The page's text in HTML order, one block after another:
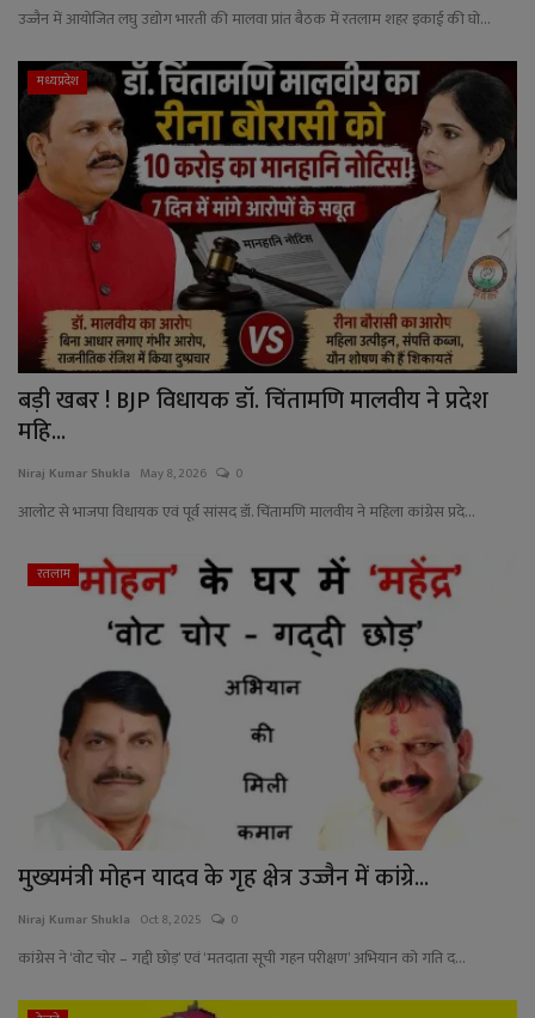
उज्जैन में आयोजित लघु उद्योग भारती की मालवा प्रांत बैठक में रतलाम शहर इकाई की घो...
मध्यप्रदेश
बड़ी खबर ! BJP विधायक डॉ. चिंतामणि मालवीय ने प्रदेश
महि...
Niraj Kumar Shukla May 8, 2026 0
आलोट से भाजपा विधायक एवं पूर्व सांसद डॉ. चिंतामणि मालवीय ने महिला कांग्रेस प्रदे...
रतलाम
मुख्यमंत्री मोहन यादव के गृह क्षेत्र उज्जैन में कांग्रे...
Niraj Kumar Shukla Oct 8, 2025 0
कांग्रेस ने ‘वोट चोर – गद्दी छोड़’ एवं ‘मतदाता सूची गहन परीक्षण’ अभियान को गति द...